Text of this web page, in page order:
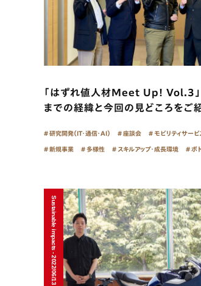
「はずれ値人材Meet Up! Vol.3」
までの経緯と今回の見どころをご
研究開発（IT・通信・AI） 座談会 モビリティサービ
新規事業 多様性 スキルアップ・成長環境 ボ
Sustainable impacts - 2022/06/13